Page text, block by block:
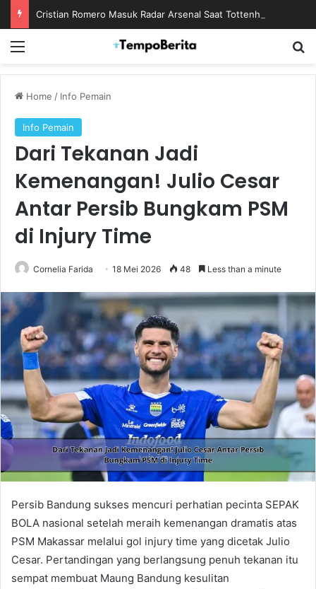
Home / Info Pemain
Info Pemain
Dari Tekanan Jadi
Kemenangan! Julio Cesar
Antar Persib Bungkam PSM
di Injury Time
Cornelia Farida 18 Mei 2026 48 Less than a minute
Persib Bandung sukses mencuri perhatian pecinta SEPAK
BOLA nasional setelah meraih kemenangan dramatis atas
PSM Makassar melalui gol injury time yang dicetak Julio
Cesar. Pertandingan yang berlangsung penuh tekanan itu
sempat membuat Maung Bandung kesulitan